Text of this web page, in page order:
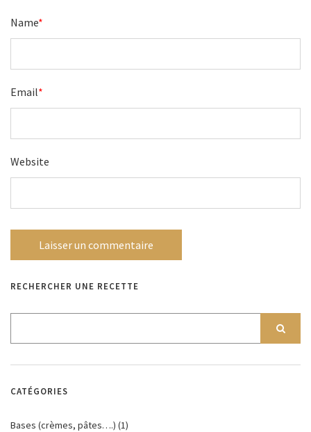
Name*
Email*
Website
RECHERCHER UNE RECETTE
CATÉGORIES
Bases (crèmes, pâtes….) (1)